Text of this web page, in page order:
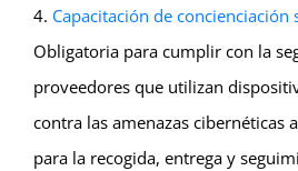
4. Capacitación de
Obligatoria para cumplir con la
proveedores que utilizan
contra las amenazas cibernéticas
para la recogida, entrega y